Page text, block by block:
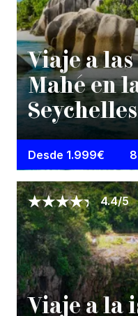
Viaje a
Mahé en
Desde 1.999€
4.4/5
Viaje a la